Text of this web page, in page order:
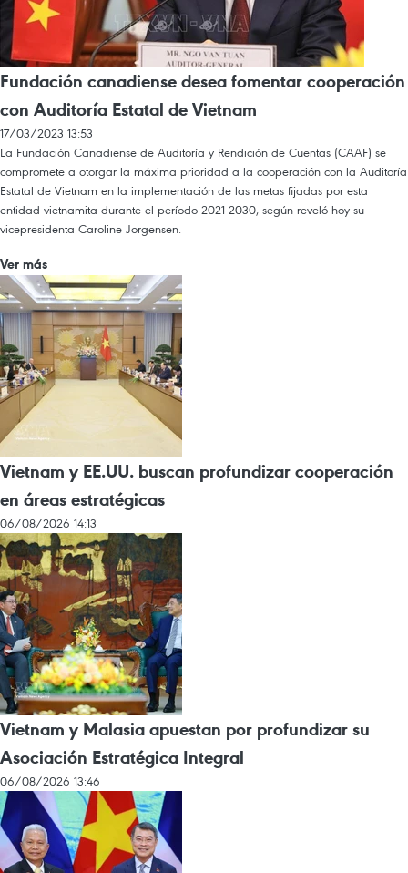
Fundación canadiense desea fomentar cooperación
con Auditoría Estatal de Vietnam
17/03/2023 13:53
La Fundación Canadiense de Auditoría y Rendición de Cuentas (CAAF) se
compromete a otorgar la máxima prioridad a la cooperación con la Auditoría
Estatal de Vietnam en la implementación de las metas fijadas por esta
entidad vietnamita durante el período 2021-2030, según reveló hoy su
vicepresidenta Caroline Jorgensen.
Ver más
Vietnam y EE.UU. buscan profundizar cooperación
en áreas estratégicas
06/08/2026 14:13
Vietnam y Malasia apuestan por profundizar su
Asociación Estratégica Integral
06/08/2026 13:46